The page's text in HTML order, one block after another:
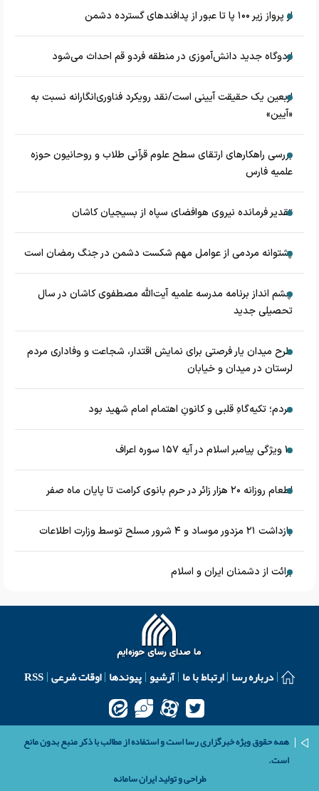
از پرواز زیر ۱۰۰ پا تا عبور از پدافند‌های گسترده دشمن
اردوگاه جدید دانش‌آموزی در منطقه فردو قم احداث می‌شود
اربعین یک حقیقت آیینی است/نقد رویکرد فناوری‌انگارانه نسبت به
«آیین»
بررسی راهکارهای ارتقای سطح علوم قرآنی طلاب و روحانیون حوزه
علمیه فارس
تقدیر فرمانده نیروی هوافضای سپاه از بسیجیان کاشان
پشتوانه مردمی از عوامل مهم شکست دشمن در جنگ رمضان است
چشم‌ انداز برنامه مدرسه علمیه آیت‌الله مصطفوی کاشان در سال
تحصیلی جدید
طرح میدان یار فرصتی برای نمایش اقتدار، شجاعت و وفاداری مردم
لرستان در میدان و خیابان
مردم؛ تکیه‌گاهِ قلبی و کانونِ اهتمام امام شهید بود
۱۰ ویژگی پیامبر اسلام در آیه ۱۵۷ سوره اعراف
اطعام روزانه ۲۰ هزار زائر در حرم بانوی کرامت تا پایان ماه صفر
بازداشت ۲۱ مزدور موساد و ۴ شرور مسلح توسط وزارت اطلاعات
برائت از دشمنان ایران و اسلام
درباره رسا ارتباط با ما آرشیو پیوندها اوقات شرعی RSS
همه حقوق ویژه خبرگزاری رسا است و استفاده از مطالب با ذکر منبع بدون مانع
است.
طراحی و تولیدایران سامانه